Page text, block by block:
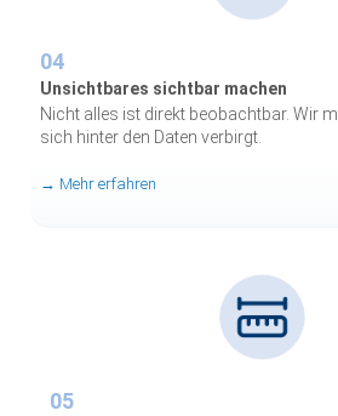
04
Unsichtbares sichtbar machen
Nicht alles ist direkt beobachtbar. Wir
sich hinter den Daten verbirgt.
→ Mehr erfahren
05